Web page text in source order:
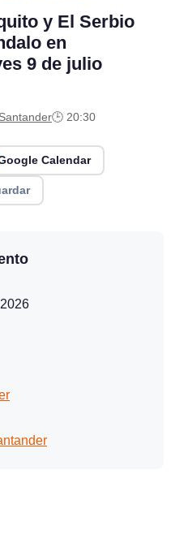
y El Serbio
en
9 de julio
🕒 20:30
Calendar